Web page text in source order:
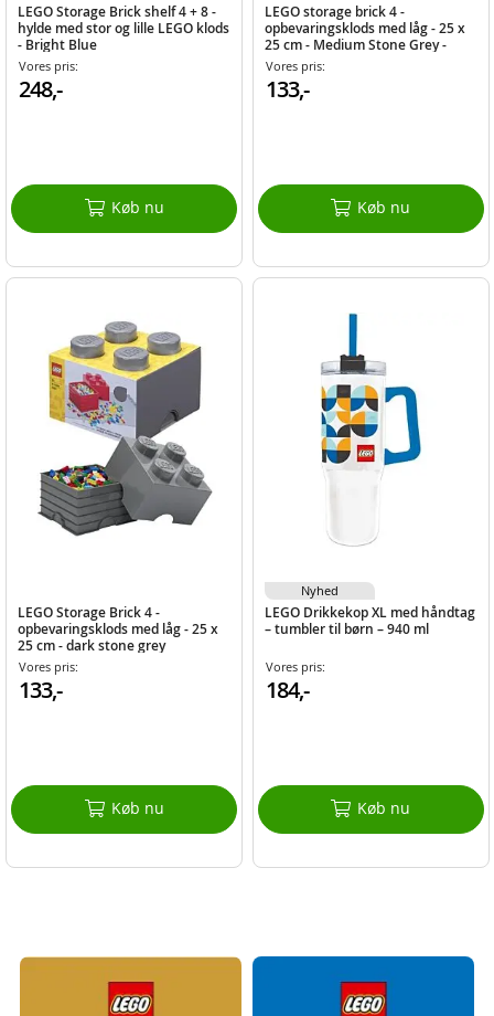
LEGO Storage Brick shelf 4 + 8 -
hylde med stor og lille LEGO klods
- Bright Blue
Vores pris:
248,-
Køb nu
LEGO storage brick 4 -
opbevaringsklods med låg - 25 x
25 cm - Medium Stone Grey -
Design Collection
Vores pris:
133,-
Køb nu
LEGO Storage Brick 4 -
opbevaringsklods med låg - 25 x
25 cm - dark stone grey
Vores pris:
133,-
Køb nu
LEGO Drikkekop XL med håndtag
– tumbler til børn – 940 ml
Vores pris:
184,-
Køb nu
Nyhed